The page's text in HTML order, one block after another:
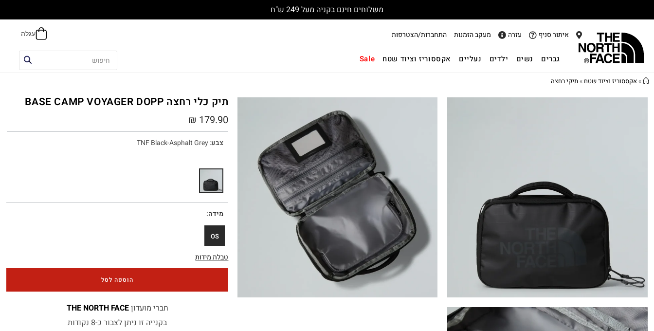
משלוחים חינם בקניה מעל 249 ש"ח
איתור סניף עזרה מעקב הזמנות התחברות/הצטרפות
גברים נשים ילדים נעליים אקססוריז וציוד שטח Sale
»אקססוריז וציוד שטח »תיקי רחצה
תיק כלי רחצה BASE CAMP VOYAGER DOPP
₪ 179.90
צבע:
TNF Black-Asphalt Grey
מידה
OS
טבלת מידות
הוספה לסל
חברי מועדוןTHE NORTH FACE
בקנייה זו ניתן לצבור כ-8 נקודות